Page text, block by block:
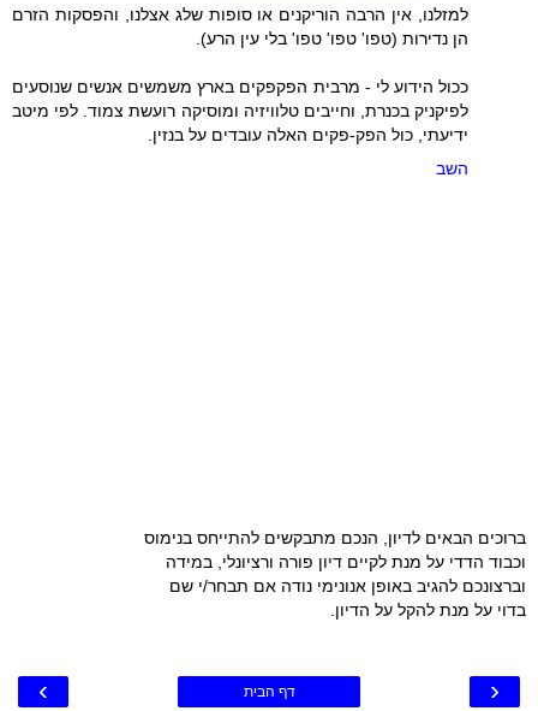
למזלנו, אין הרבה הוריקנים או סופות שלג אצלנו, והפסקות הזרם
הן נדירות (טפו' טפו' טפו' בלי עין הרע).
ככול הידוע לי - מרבית הפקפקים בארץ משמשים אנשים שנוסעים
לפיקניק בכנרת, וחייבים טלוויזיה ומוסיקה רועשת צמוד. לפי מיטב
ידיעתי, כול הפק-פקים האלה עובדים על בנזין.
השב
ברוכים הבאים לדיון, הנכם מתבקשים להתייחס בנימוס
וכבוד הדדי על מנת לקיים דיון פורה ורציונלי, במידה
וברצונכם להגיב באופן אנונימי נודה אם תבחר/י שם
בדוי על מנת להקל על הדיון.
‹
› דף הבית